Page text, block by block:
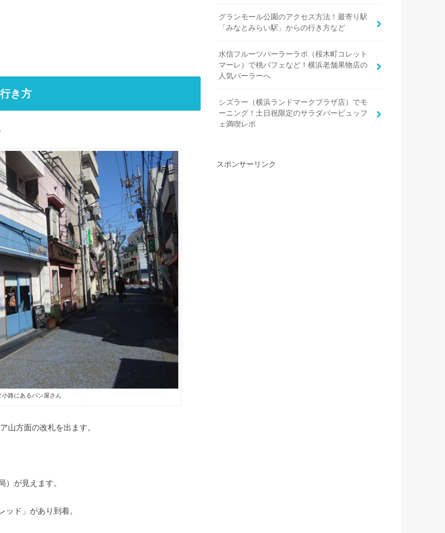
き方
小路にあるパン屋さん
山方面の改札を出ます。
が見えます。
ッド」があり到着。
グランモール公園のアクセス方法！最寄り駅
「みなとみらい駅」からの行き方など
水信フルーツパーラーラボ（桜木町コレット
マーレ）で桃パフェなど！横浜老舗果物店の
人気パーラーへ
シズラー（横浜ランドマークプラザ店）でモ
ーニング！土日祝限定のサラダバービュッフ
ェ満喫レポ
スポンサーリンク